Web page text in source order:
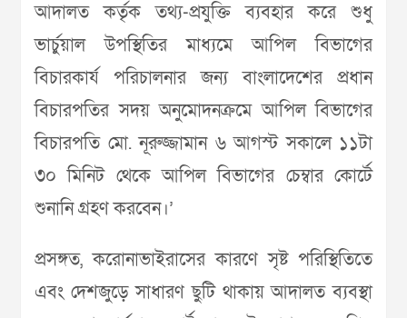
আদালত কর্তৃক তথ্য-প্রযুক্তি ব্যবহার করে শুধু
ভার্চুয়াল উপস্থিতির মাধ্যমে আপিল বিভাগের
বিচারকার্য পরিচালনার জন্য বাংলাদেশের প্রধান
বিচারপতির সদয় অনুমোদনক্রমে আপিল বিভাগের
বিচারপতি মো. নূরুজ্জামান ৬ আগস্ট সকালে ১১টা
৩০ মিনিট থেকে আপিল বিভাগের চেম্বার কোর্টে
শুনানি গ্রহণ করবেন।’
প্রসঙ্গত, করোনাভাইরাসের কারণে সৃষ্ট পরিস্থিতিতে
এবং দেশজুড়ে সাধারণ ছুটি থাকায় আদালত ব্যবস্থা